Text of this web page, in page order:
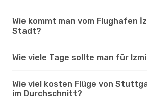
Wie kommt man vom Flughafen
Stadt?
Wie viele Tage sollte man für
Wie viel kosten Flüge von
im Durchschnitt?